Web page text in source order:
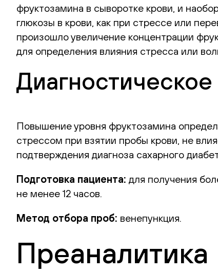
фруктозамина в сыворотке крови, и
глюкозы в крови, как при стрессе или
произошло увеличение концентрации
для определения влияния стресса или
Повышение уровня фруктозамина
стрессом при взятии пробы крови, не
подтверждения диагноза сахарного
Подготовка пациента: для получения
не менее 12 часов.
Метод отбора проб: венепункция.
Преаналитика